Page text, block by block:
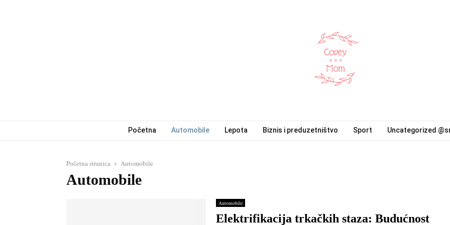
Početna Automobile Lepota Biznis i preduzetništvo Sport Uncategorized
Početna stranica Automobile
Automobile
Automobile
Elektrifikacija trkačkih staza: Budućnost